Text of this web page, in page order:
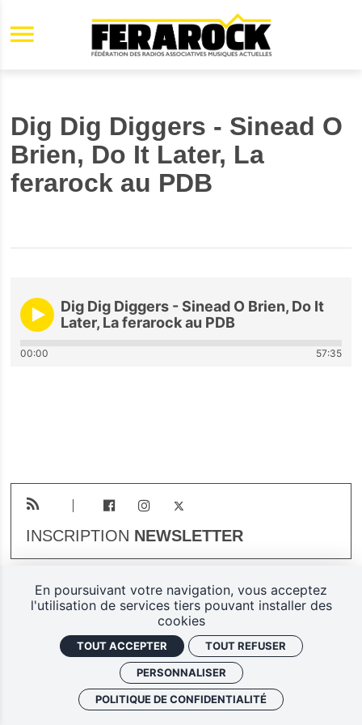
Aller au contenu principal
Dig Dig Diggers - Sinead O
Brien, Do It Later, La
ferarock au PDB
Dig Dig Diggers - Sinead O Brien, Do It
Later, La ferarock au PDB
00:00 57:35
INSCRIPTION NEWSLETTER
Plan du site
Mentions légales
Politique de confidentialité
Ferarock.org, une réalisation
En poursuivant votre navigation, vous acceptez
l'utilisation de services tiers pouvant installer des
cookies
TOUT ACCEPTER TOUT REFUSER
PERSONNALISER
POLITIQUE DE CONFIDENTIALITÉ